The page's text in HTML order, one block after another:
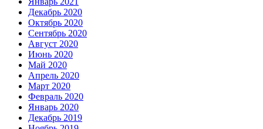
Декабрь 2020
Октябрь 2020
Сентябрь 2020
Август 2020
Июнь 2020
Май 2020
Апрель 2020
Март 2020
Февраль 2020
Январь 2020
Декабрь 2019